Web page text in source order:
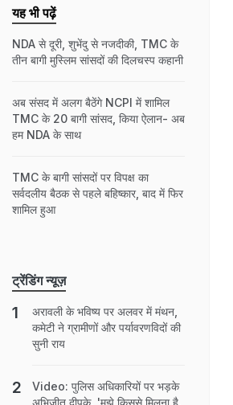
यह भी पढ़ें
NDA से दूरी, शुभेंदु से नजदीकी, TMC के
तीन बागी मुस्लिम सांसदों की दिलचस्प कहानी
अब संसद में अलग बैठेंगे NCPI में शामिल
TMC के 20 बागी सांसद, किया ऐलान- अब
हम NDA के साथ
TMC के बागी सांसदों पर विपक्ष का
सर्वदलीय बैठक से पहले बहिष्कार, बाद में फिर
शामिल हुआ
ट्रेंडिंग न्यूज़
अरावली के भविष्य पर अलवर में मंथन,
कमेटी ने ग्रामीणों और पर्यावरणविदों की
सुनी राय
Video: पुलिस अधिकारियों पर भड़के
अभिजीत दीपके, 'मुझे किससे मिलना है,